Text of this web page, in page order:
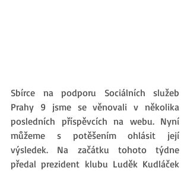
Sbírce na podporu Sociálních služeb
Prahy 9 jsme se věnovali v několika
posledních příspěvcích na webu. Nyní
můžeme s potěšením ohlásit její
výsledek. Na začátku tohoto týdne
předal prezident klubu Luděk Kudláček